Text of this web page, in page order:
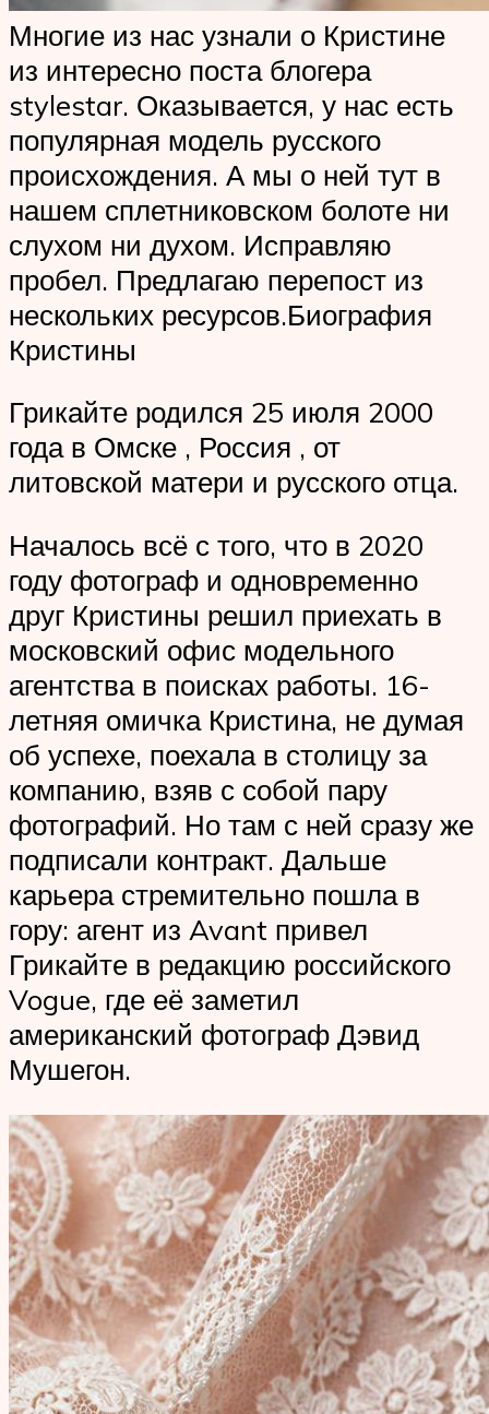
Многие из нас узнали о Кристине
из интересно поста блогера
stylestar. Оказывается, у нас есть
популярная модель русского
происхождения. А мы о ней тут в
нашем сплетниковском болоте ни
слухом ни духом. Исправляю
пробел. Предлагаю перепост из
нескольких ресурсов.Биография
Кристины
Грикайте родился 25 июля 2000
года в Омске , Россия , от
литовской матери и русского отца.
Началось всё с того, что в 2020
году фотограф и одновременно
друг Кристины решил приехать в
московский офис модельного
агентства в поисках работы. 16-
летняя омичка Кристина, не думая
об успехе, поехала в столицу за
компанию, взяв с собой пару
фотографий. Но там с ней сразу же
подписали контракт. Дальше
карьера стремительно пошла в
гору: агент из Avant привел
Грикайте в редакцию российского
Vogue, где её заметил
американский фотограф Дэвид
Мушегон.